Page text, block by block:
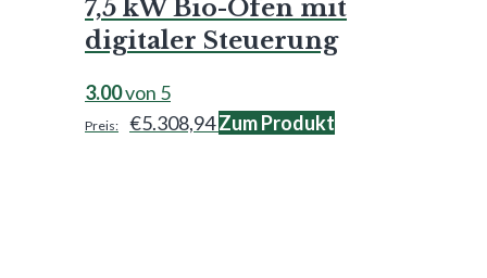
7,5 kW Bio-Ofen mit
digitaler Steuerung
3.00von 5
€5.308,94Zum Produkt